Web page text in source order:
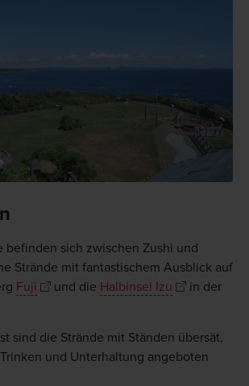
befinden sich zwischen Zushi und
Strände mit fantastischem Ausblick auf
Fuji und die Halbinsel Izu
in der
sind die Strände mit Ständen übersät,
und Unterhaltung angeboten